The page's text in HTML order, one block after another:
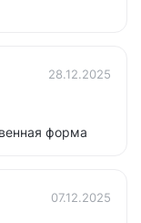
28.12.2025
форма
07.12.2025